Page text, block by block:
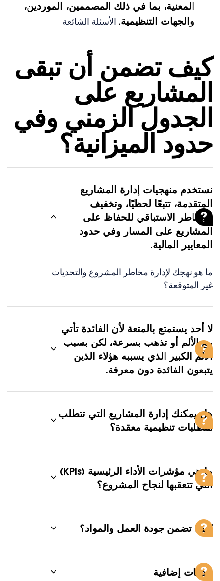
المعنية، بما في ذلك المصممين، الموردين،
والجهات التنظيمية. الأسئلة الشائعة
كيف تضمن أن تبقى
المشاريع على
الجدول الزمني وفي
حدود الميزانية؟
نستخدم منهجيات إدارة المشاريع
المتقدمة، تتبعًا لحظيًا، وتخفيف
المخاطر الاستباقي للحفاظ على
المشاريع على المسار وفي حدود
المعايير المالية.
ما هو نهجك لإدارة مخاطر المشروع والتحديات
غير المتوقعة؟
لا أحد يستمتع بالمتعة لأن الفائدة تأتي
مع الألم أو تذهب بسرعة، لكن بسبب
الألم الكبير الذي يسببه هؤلاء الذين
يتبعون الفائدة دون معرفة.
هل يمكنك إدارة المشاريع التي تتطلب
متطلبات تنظيمية معقدة؟
ما هي مؤشرات الأداء الرئيسية (KPIs)
التي تتعقبها لنجاح المشروع؟
كيف تضمن جودة العمل والمواد؟
خدمات إضافية